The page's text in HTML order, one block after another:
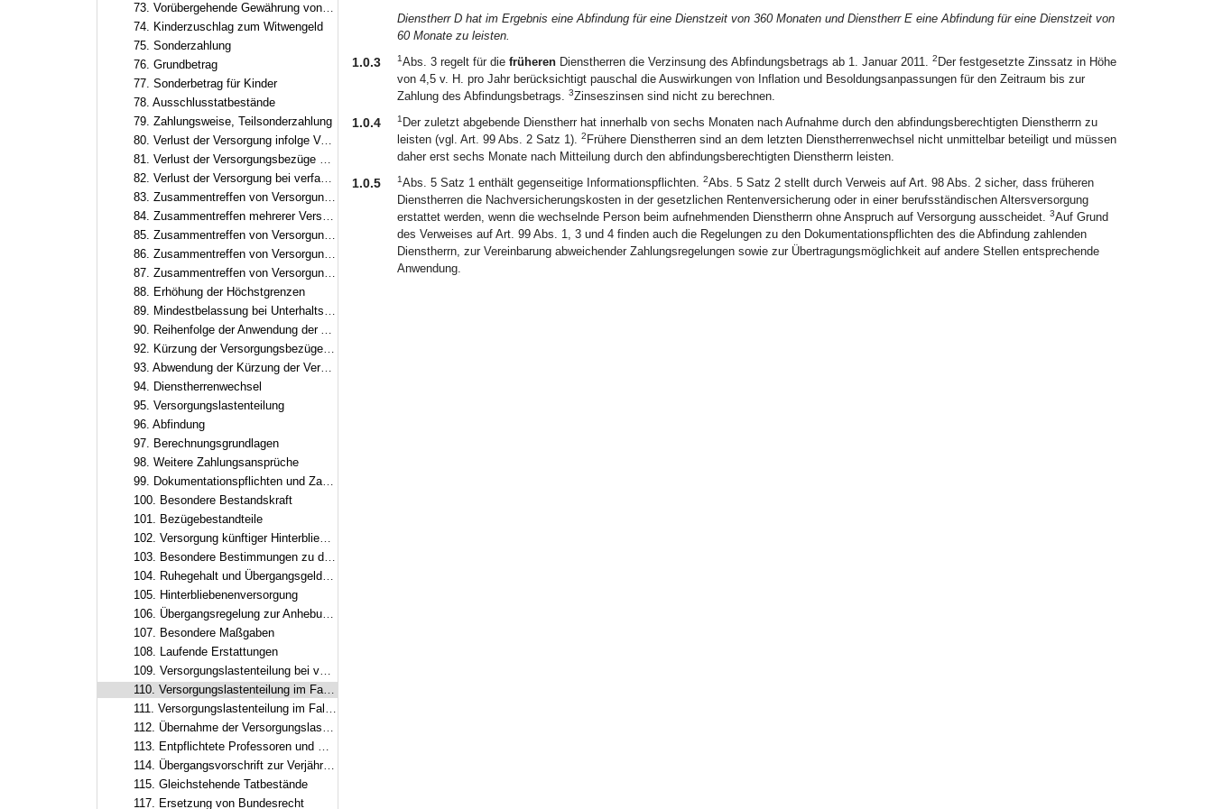
73. Vorübergehende Gewährung von Zuschlägen
74. Kinderzuschlag zum Witwengeld
75. Sonderzahlung
76. Grundbetrag
77. Sonderbetrag für Kinder
78. Ausschlusstatbestände
79. Zahlungsweise, Teilsonderzahlung
80. Verlust der Versorgung infolge Verurteilung
81. Verlust der Versorgungsbezüge bei Ablehnung einer erneuten Berufung
82. Verlust der Versorgung bei verfassungsfeindlicher Betätigung
83. Zusammentreffen von Versorgungsbezügen mit Erwerbs- und Erwerbsersatzeinkommen
84. Zusammentreffen mehrerer Versorgungsbezüge
85. Zusammentreffen von Versorgungsbezügen mit Renten
86. Zusammentreffen von Versorgungsbezügen mit Versorgung aus zwischenstaatlicher und überstaatlicher Verwendung
87. Zusammentreffen von Versorgungsbezügen mit Entschädigung oder Versorgungsbezügen nach dem Abgeordnetenstatut des Europäischen Parlaments
88. Erhöhung der Höchstgrenzen
89. Mindestbelassung bei Unterhaltsbeitrag nach Art. 55
90. Reihenfolge der Anwendung der Anrechnungs-, Kürzungs- und Ruhensvorschriften
92. Kürzung der Versorgungsbezüge wegen Versorgungsausgleich
93. Abwendung der Kürzung der Versorgungsbezüge
94. Dienstherrenwechsel
95. Versorgungslastenteilung
96. Abfindung
97. Berechnungsgrundlagen
98. Weitere Zahlungsansprüche
99. Dokumentationspflichten und Zahlungsmodalitäten
100. Besondere Bestandskraft
101. Bezügebestandteile
102. Versorgung künftiger Hinterbliebener, Versorgungsausgleich
103. Besondere Bestimmungen zu den ruhegehaltfähigen Bezügen, zur ruhegehaltfähigen Dienstzeit und zum Ruhegehalt
104. Ruhegehalt und Übergangsgeld auf Grund von Übergangsregelungen im Besoldungsrecht
105. Hinterbliebenenversorgung
106. Übergangsregelung zur Anhebung der Altersgrenzen
107. Besondere Maßgaben
108. Laufende Erstattungen
109. Versorgungslastenteilung bei vergangenen Dienstherrenwechseln ohne laufende Erstattung
110. Versorgungslastenteilung im Fall eines zusätzlichen Dienstherrenwechsels nach Art. 95
111. Versorgungslastenteilung im Fall eines zusätzlichen Dienstherrenwechsels nach dem Versorgungslastenteilungs-Staatsvertrag
112. Übernahme der Versorgungslasten in Altfällen
113. Entpflichtete Professoren und Professorinnen, Hochschulleistungsbezüge
114. Übergangsvorschrift zur Verjährung
115. Gleichstehende Tatbestände
117. Ersetzung von Bundesrecht
Dienstherr D hat im Ergebnis eine Abfindung für eine Dienstzeit von 360 Monaten und Dienstherr E eine Abfindung für eine Dienstzeit von
60 Monate zu leisten.
1.0.3 1Abs. 3 regelt für die früherenDienstherren die Verzinsung des Abfindungsbetrags ab 1. Januar 2011. 2 Der festgesetzte Zinssatz in Höhe
von 4,5 v. H. pro Jahr berücksichtigt pauschal die Auswirkungen von Inflation und Besoldungsanpassungen für den Zeitraum bis zur
Zahlung des Abfindungsbetrags. 3Zinseszinsen sind nicht zu berechnen.
1.0.4 1 Der zuletzt abgebende Dienstherr hat innerhalb von sechs Monaten nach Aufnahme durch den abfindungsberechtigten Dienstherrn zu
leisten (vgl. Art. 99 Abs. 2 Satz 1). 2 Frühere Dienstherren sind an dem letzten Dienstherrenwechsel nicht unmittelbar beteiligt und müssen
daher erst sechs Monate nach Mitteilung durch den abfindungsberechtigten Dienstherrn leisten.
1.0.5 1Abs. 5 Satz 1 enthält gegenseitige Informationspflichten. 2Abs. 5 Satz 2 stellt durch Verweis auf Art. 98 Abs. 2 sicher, dass früheren
Dienstherren die Nachversicherungskosten in der gesetzlichen Rentenversicherung oder in einer berufsständischen Altersversorgung
erstattet werden, wenn die wechselnde Person beim aufnehmenden Dienstherrn ohne Anspruch auf Versorgung ausscheidet. 3Auf Grund
des Verweises auf Art. 99 Abs. 1, 3 und 4 finden auch die Regelungen zu den Dokumentationspflichten des die Abfindung zahlenden
Dienstherrn, zur Vereinbarung abweichender Zahlungsregelungen sowie zur Übertragungsmöglichkeit auf andere Stellen entsprechende
Anwendung.